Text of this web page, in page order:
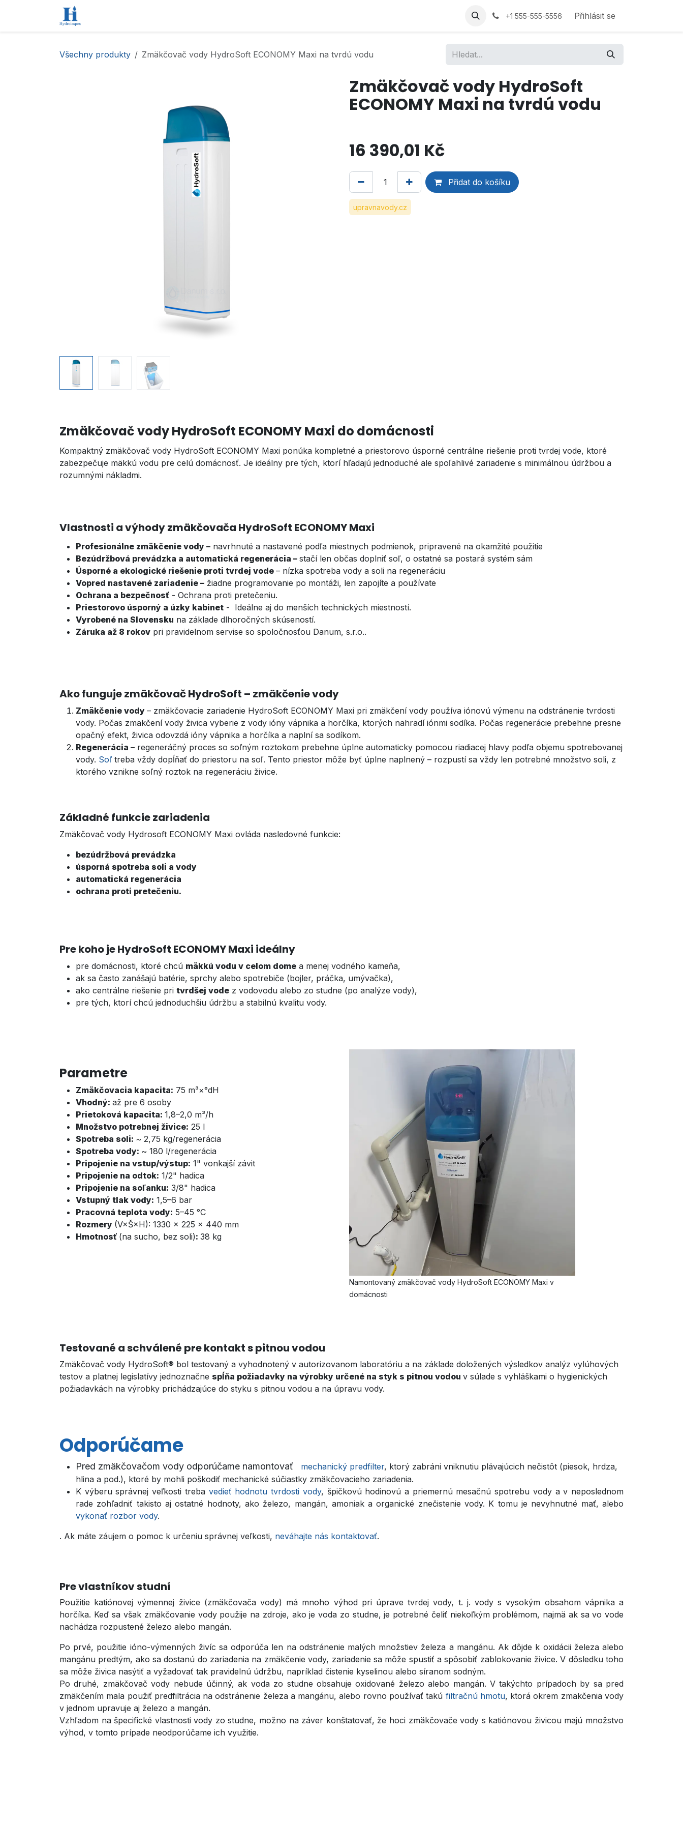
+1 555-555-5556 Přihlásit se
Všechny produkty Zmäkčovač vody HydroSoft ECONOMY Maxi na tvrdú vodu
Zmäkčovač vody HydroSoft
ECONOMY Maxi na tvrdú vodu
16 390,01 Kč
Přidat do košíku
upravnavody.cz
Zmäkčovač vody HydroSoft ECONOMY Maxi do domácnosti
Kompaktný zmäkčovač vody HydroSoft ECONOMY Maxi ponúka kompletné a priestorovo úsporné centrálne riešenie proti tvrdej vode, ktoré
zabezpečuje mäkkú vodu pre celú domácnosť. Je ideálny pre tých, ktorí hľadajú jednoduché ale spoľahlivé zariadenie s minimálnou údržbou a
rozumnými nákladmi.
Vlastnosti a výhody zmäkčovača HydroSoft ECONOMY Maxi
Profesionálne zmäkčenie vody – navrhnuté a nastavené podľa miestnych podmienok, pripravené na okamžité použitie
Bezúdržbová prevádzka a automatická regenerácia – stačí len občas doplniť soľ, o ostatné sa postará systém sám
Úsporné a ekologické riešenie proti tvrdej vode – nízka spotreba vody a soli na regeneráciu
Vopred nastavené zariadenie – žiadne programovanie po montáži, len zapojíte a používate
Ochrana a bezpečnosť - Ochrana proti pretečeniu.
Priestorovo úsporný a úzky kabinet - Ideálne aj do menších technických miestností.
Vyrobené na Slovensku na základe dlhoročných skúseností.
Záruka až 8 rokov pri pravidelnom servise so spoločnosťou Danum, s.r.o..
Ako funguje zmäkčovač HydroSoft – zmäkčenie vody
Zmäkčenie vody – zmäkčovacie zariadenie HydroSoft ECONOMY Maxi pri zmäkčení vody používa iónovú výmenu na odstránenie tvrdosti
vody. Počas zmäkčení vody živica vyberie z vody ióny vápnika a horčíka, ktorých nahradí iónmi sodíka. Počas regenerácie prebehne presne
opačný efekt, živica odovzdá ióny vápnika a horčíka a naplní sa sodíkom.
Regenerácia – regeneráčný proces so soľným roztokom prebehne úplne automaticky pomocou riadiacej hlavy podľa objemu spotrebovanej
vody. Soľ treba vždy dopĺňať do priestoru na soľ. Tento priestor môže byť úplne naplnený – rozpustí sa vždy len potrebné množstvo soli, z
ktorého vznikne soľný roztok na regeneráciu živice.
Základné funkcie zariadenia
Zmäkčovač vody Hydrosoft ECONOMY Maxi ovláda nasledovné funkcie:
bezúdržbová prevádzka
úsporná spotreba soli a vody
automatická regenerácia
ochrana proti pretečeniu.
Pre koho je HydroSoft ECONOMY Maxi ideálny
pre domácnosti, ktoré chcú mäkkú vodu v celom dome a menej vodného kameňa,
ak sa často zanášajú batérie, sprchy alebo spotrebiče (bojler, práčka, umývačka),
ako centrálne riešenie pri tvrdšej vode z vodovodu alebo zo studne (po analýze vody),
pre tých, ktorí chcú jednoduchšiu údržbu a stabilnú kvalitu vody.
Parametre
Zmäkčovacia kapacita: 75 m³×°dH
Vhodný: až pre 6 osoby
Prietoková kapacita: 1,8–2,0 m³/h
Množstvo potrebnej živice: 25 l
Spotreba soli: ~ 2,75 kg/regenerácia
Spotreba vody: ~ 180 l/regenerácia
Pripojenie na vstup/výstup: 1" vonkajší závit
Pripojenie na odtok: 1/2" hadica
Pripojenie na soľanku: 3/8" hadica
Vstupný tlak vody: 1,5–6 bar
Pracovná teplota vody: 5–45 °C
Rozmery (V×Š×H): 1330 × 225 × 440 mm
Hmotnosť (na sucho, bez soli): 38 kg
Namontovaný zmäkčovač vody HydroSoft ECONOMY Maxi v
domácnosti
Testované a schválené pre kontakt s pitnou vodou
Zmäkčovač vody HydroSoft® bol testovaný a vyhodnotený v autorizovanom laboratóriu a na základe doložených výsledkov analýz vylúhových
testov a platnej legislatívy jednoznačne spĺňa požiadavky na výrobky určené na styk s pitnou vodou v súlade s vyhláškami o hygienických
požiadavkách na výrobky prichádzajúce do styku s pitnou vodou a na úpravu vody.
Odporúčame
Pred zmäkčovačom vody odporúčame namontovať mechanický predfilter, ktorý zabráni vniknutiu plávajúcich nečistôt (piesok, hrdza,
hlina a pod.), ktoré by mohli poškodiť mechanické súčiastky zmäkčovacieho zariadenia.
K výberu správnej veľkosti treba vedieť hodnotu tvrdosti vody, špičkovú hodinovú a priemernú mesačnú spotrebu vody a v neposlednom
rade zohľadniť takisto aj ostatné hodnoty, ako železo, mangán, amoniak a organické znečistenie vody. K tomu je nevyhnutné mať, alebo
vykonať rozbor vody.
. Ak máte záujem o pomoc k určeniu správnej veľkosti, neváhajte nás kontaktovať.
Pre vlastníkov studní
Použitie katiónovej výmennej živice (zmäkčovača vody) má mnoho výhod pri úprave tvrdej vody, t. j. vody s vysokým obsahom vápnika a
horčíka. Keď sa však zmäkčovanie vody použije na zdroje, ako je voda zo studne, je potrebné čeliť niekoľkým problémom, najmä ak sa vo vode
nachádza rozpustené železo alebo mangán.
Po prvé, použitie ióno-výmenných živíc sa odporúča len na odstránenie malých množstiev železa a mangánu. Ak dôjde k oxidácii železa alebo
mangánu predtým, ako sa dostanú do zariadenia na zmäkčenie vody, zariadenie sa môže spustiť a spôsobiť zablokovanie živice. V dôsledku toho
sa môže živica nasýtiť a vyžadovať tak pravidelnú údržbu, napríklad čistenie kyselinou alebo síranom sodným.
Po druhé, zmäkčovač vody nebude účinný, ak voda zo studne obsahuje oxidované železo alebo mangán. V takýchto prípadoch by sa pred
zmäkčením mala použiť predfiltrácia na odstránenie železa a mangánu, alebo rovno používať takú filtračnú hmotu, ktorá okrem zmäkčenia vody
v jednom upravuje aj železo a mangán.
Vzhľadom na špecifické vlastnosti vody zo studne, možno na záver konštatovať, že hoci zmäkčovače vody s katiónovou živicou majú množstvo
výhod, v tomto prípade neodporúčame ich využitie.